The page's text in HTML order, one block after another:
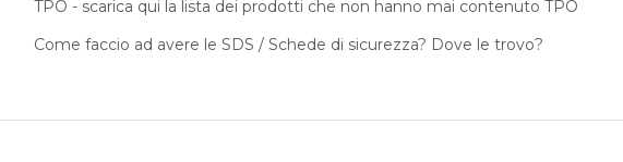
TPO - scarica qui la lista dei prodotti che non hanno mai contenuto TPO
Come faccio ad avere le SDS / Schede di sicurezza? Dove le trovo?